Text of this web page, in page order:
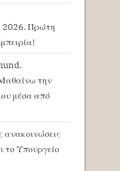
2026. Πρώτη
την
μέσα από
ανακοινώσεις
το Υπουργείο